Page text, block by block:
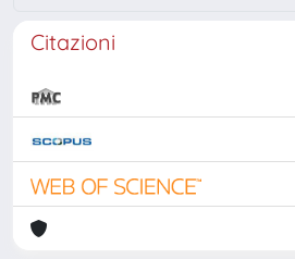
Citazioni